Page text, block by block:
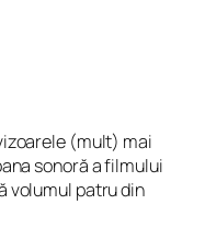
(mult) mai
sonoră a filmului
volumul patru din